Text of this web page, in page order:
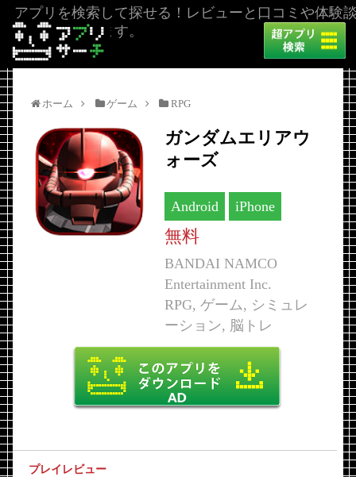
アプリを検索して探せる！レビューと口コミや体験
を掲載しています。
ホーム ゲーム RPG
ガンダムエリアウ
ォーズ
Android iPhone
無料
BANDAI NAMCO
Entertainment Inc.
RPG, ゲーム, シミュレ
ーション, 脳トレ
プレイレビュー